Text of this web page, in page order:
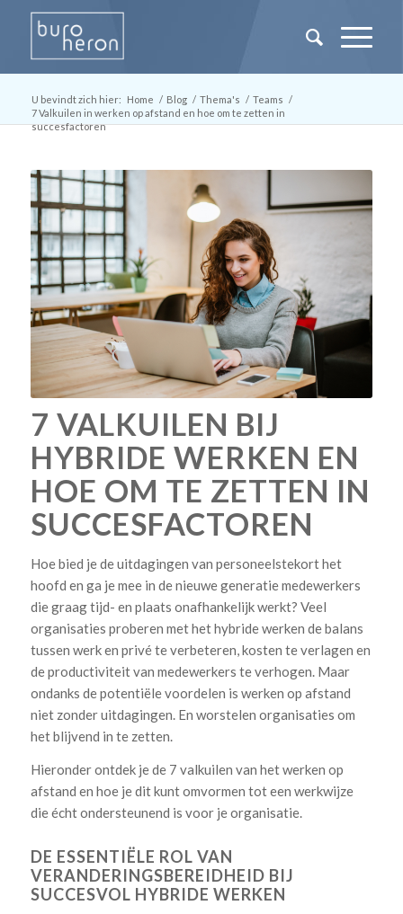
U bevindt zich hier: Home / Blog / Thema's / Teams /
7 Valkuilen in werken op afstand en hoe om te zetten in
succesfactoren
7 VALKUILEN BIJ
HYBRIDE WERKEN EN
HOE OM TE ZETTEN IN
SUCCESFACTOREN
Hoe bied je de uitdagingen van personeelstekort het
hoofd en ga je mee in de nieuwe generatie medewerkers
die graag tijd- en plaats onafhankelijk werkt? Veel
organisaties proberen met het hybride werken de balans
tussen werk en privé te verbeteren, kosten te verlagen en
de productiviteit van medewerkers te verhogen. Maar
ondanks de potentiële voordelen is werken op afstand
niet zonder uitdagingen. En worstelen organisaties om
het blijvend in te zetten.
Hieronder ontdek je de 7 valkuilen van het werken op
afstand en hoe je dit kunt omvormen tot een werkwijze
die écht ondersteunend is voor je organisatie.
DE ESSENTIËLE ROL VAN
VERANDERINGSBEREIDHEID BIJ
SUCCESVOL HYBRIDE WERKEN